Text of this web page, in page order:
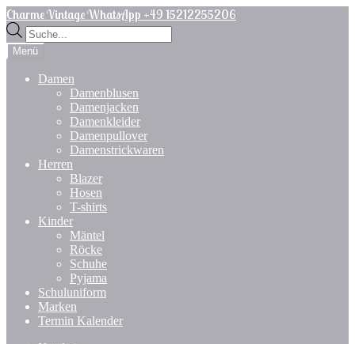
Zur
Navigation
springen
Zum
Inhalt
springen
Charme Vintage WhatsApp +49 15212255206
Products
search
Menü
Damen
Damenblusen
Damenjacken
Damenkleider
Damenpullover
Damenstrickwaren
Herren
Blazer
Hosen
T-shirts
Kinder
Mäntel
Röcke
Schuhe
Pyjama
Schuluniform
Marken
Termin Kalender